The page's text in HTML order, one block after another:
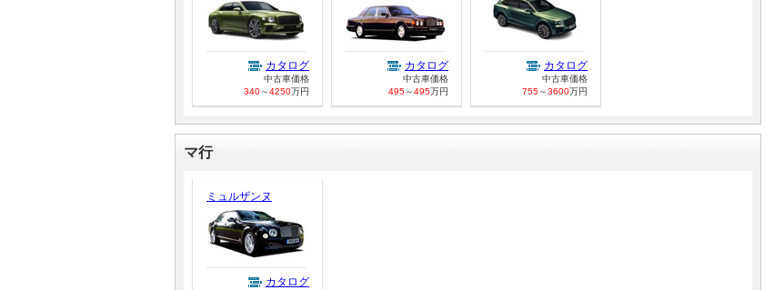
カタログ
中古車価格
340～4250万円
カタログ
中古車価格
495～495万円
カタログ
中古車価格
755～3600万円
マ行
ミュルザンヌ
カタログ